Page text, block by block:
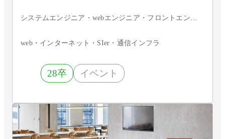
web・インターネット・SIer・通信インフラ
28卒 イベント